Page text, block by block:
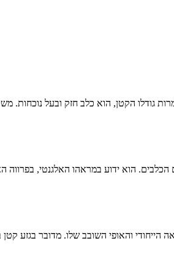
הייחודי והאופי השובב שלו. מדובר בגזע